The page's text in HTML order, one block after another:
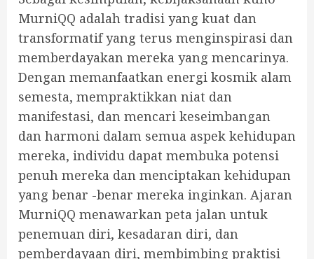
MurniQQ adalah tradisi yang kuat dan
transformatif yang terus menginspirasi dan
memberdayakan mereka yang mencarinya.
Dengan memanfaatkan energi kosmik alam
semesta, mempraktikkan niat dan
manifestasi, dan mencari keseimbangan
dan harmoni dalam semua aspek kehidupan
mereka, individu dapat membuka potensi
penuh mereka dan menciptakan kehidupan
yang benar -benar mereka inginkan. Ajaran
MurniQQ menawarkan peta jalan untuk
penemuan diri, kesadaran diri, dan
pemberdayaan diri, membimbing praktisi